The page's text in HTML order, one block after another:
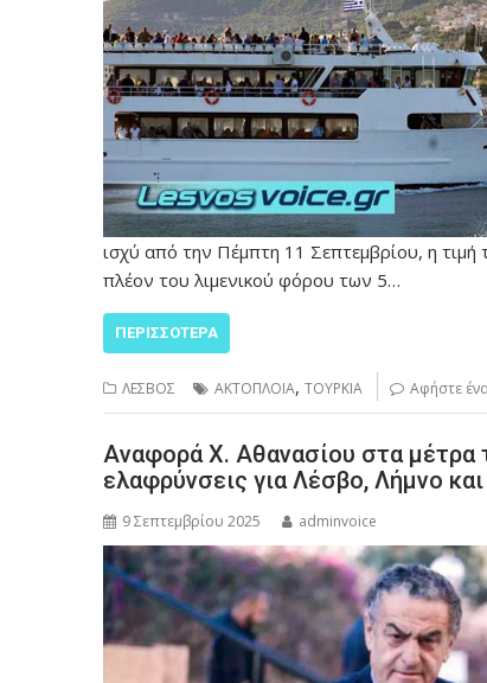
ισχύ από την Πέμπτη 11 Σεπτεμβρίου, η
πλέον του λιμενικού φόρου των 5…
ΠΕΡΙΣΣΌΤΕΡΑ
ΛΕΣΒΟΣ ΑΚΤΟΠΛΟΙΑ, ΤΟΥΡΚΙΑ Αφήστε
Αναφορά Χ. Αθανασίου στα
ελαφρύνσεις για Λέσβο, Λήμνο
9 Σεπτεμβρίου 2025 adminvoice